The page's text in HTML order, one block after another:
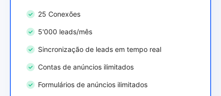
25 Conexões
5'000 leads/mês
Sincronização de leads em tempo real
Contas de anúncios ilimitados
Formulários de anúncios ilimitados